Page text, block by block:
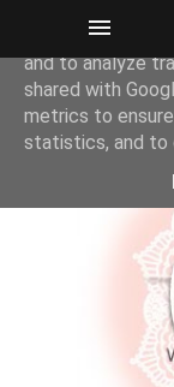
This site uses
and to analyze
shared with
metrics to
statistics, and to